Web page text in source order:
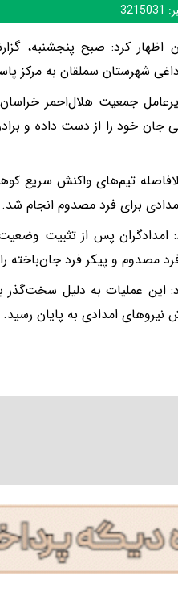
3215031
اظهار کرد: صبح پنجشنبه،
شهرستان سملقان به مرکز پاسخگویی اضطراری
جمعیت هلال‌احمر خراسان
جان خود را از دست داده و
تیم‌های واکنش سریع
برای فرد مصدوم انجام شد.
پس از تثبیت
مصدوم و پیکر فرد جان‌باخته
نیروهای امدادی به پایان رسید.